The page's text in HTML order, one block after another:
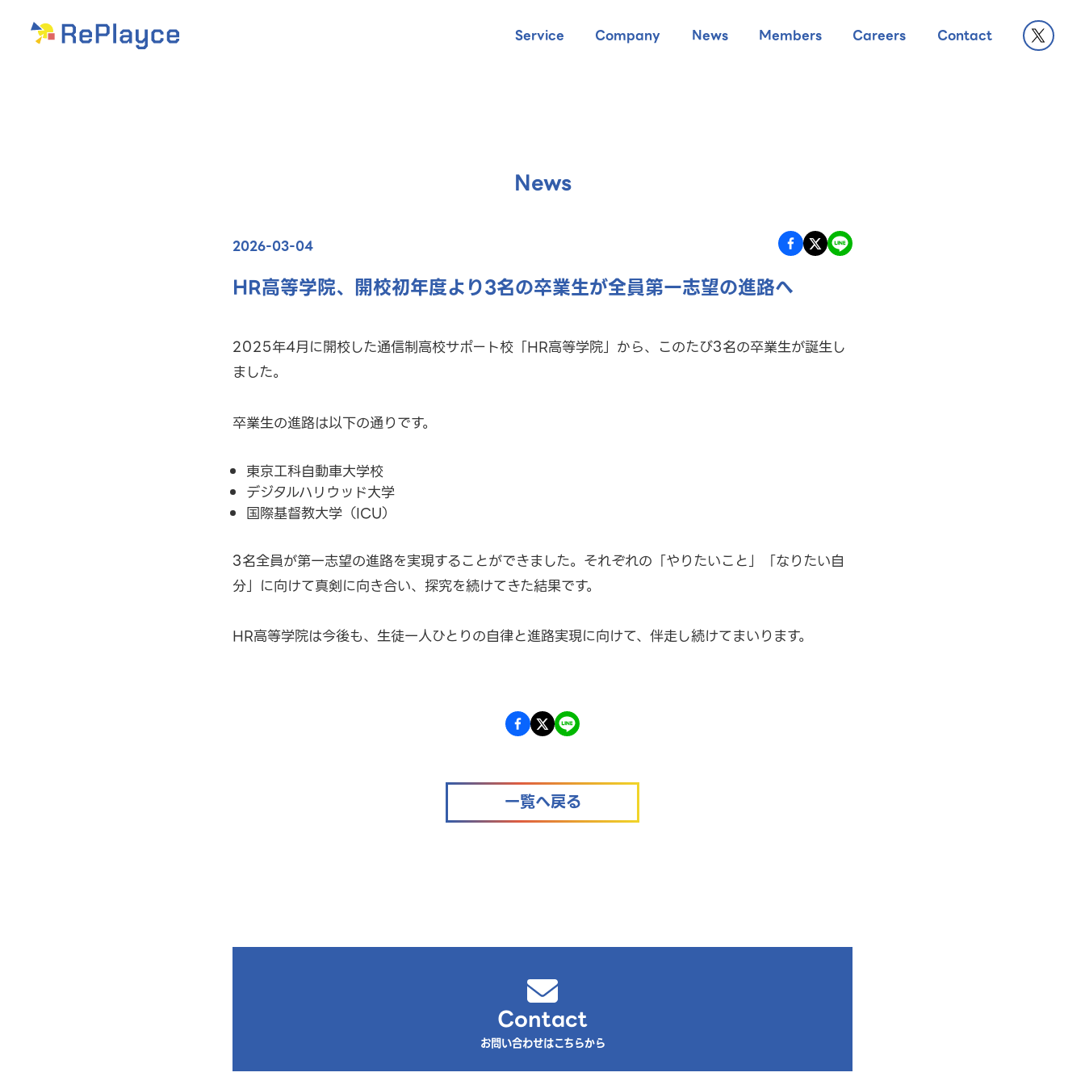
Service Company News Members Careers Contact
News
2026-03-04
HR高等学院、開校初年度より3名の卒業生が全員第一志望の進路へ
2025年4月に開校した通信制高校サポート校「HR高等学院」から、このたび3名の卒業生が誕生し
ました。
卒業生の進路は以下の通りです。
東京工科自動車大学校
デジタルハリウッド大学
国際基督教大学（ICU）
3名全員が第一志望の進路を実現することができました。それぞれの「やりたいこと」「なりたい自
分」に向けて真剣に向き合い、探究を続けてきた結果です。
HR高等学院は今後も、生徒一人ひとりの自律と進路実現に向けて、伴走し続けてまいります。
一覧へ戻る
Contact
お問い合わせはこちらから